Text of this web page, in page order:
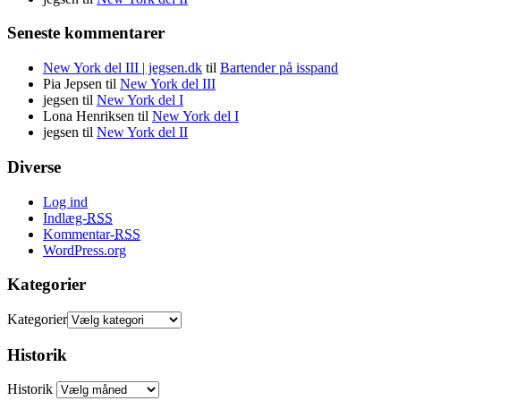
Seneste kommentarer
New York del III | jegsen.dk til Bartender på isspand
Pia Jepsen til New York del III
jegsen til New York del I
Lona Henriksen til New York del I
jegsen til New York del II
Diverse
Log ind
Indlæg-RSS
Kommentar-RSS
WordPress.org
Kategorier
Kategorier
Historik
Historik